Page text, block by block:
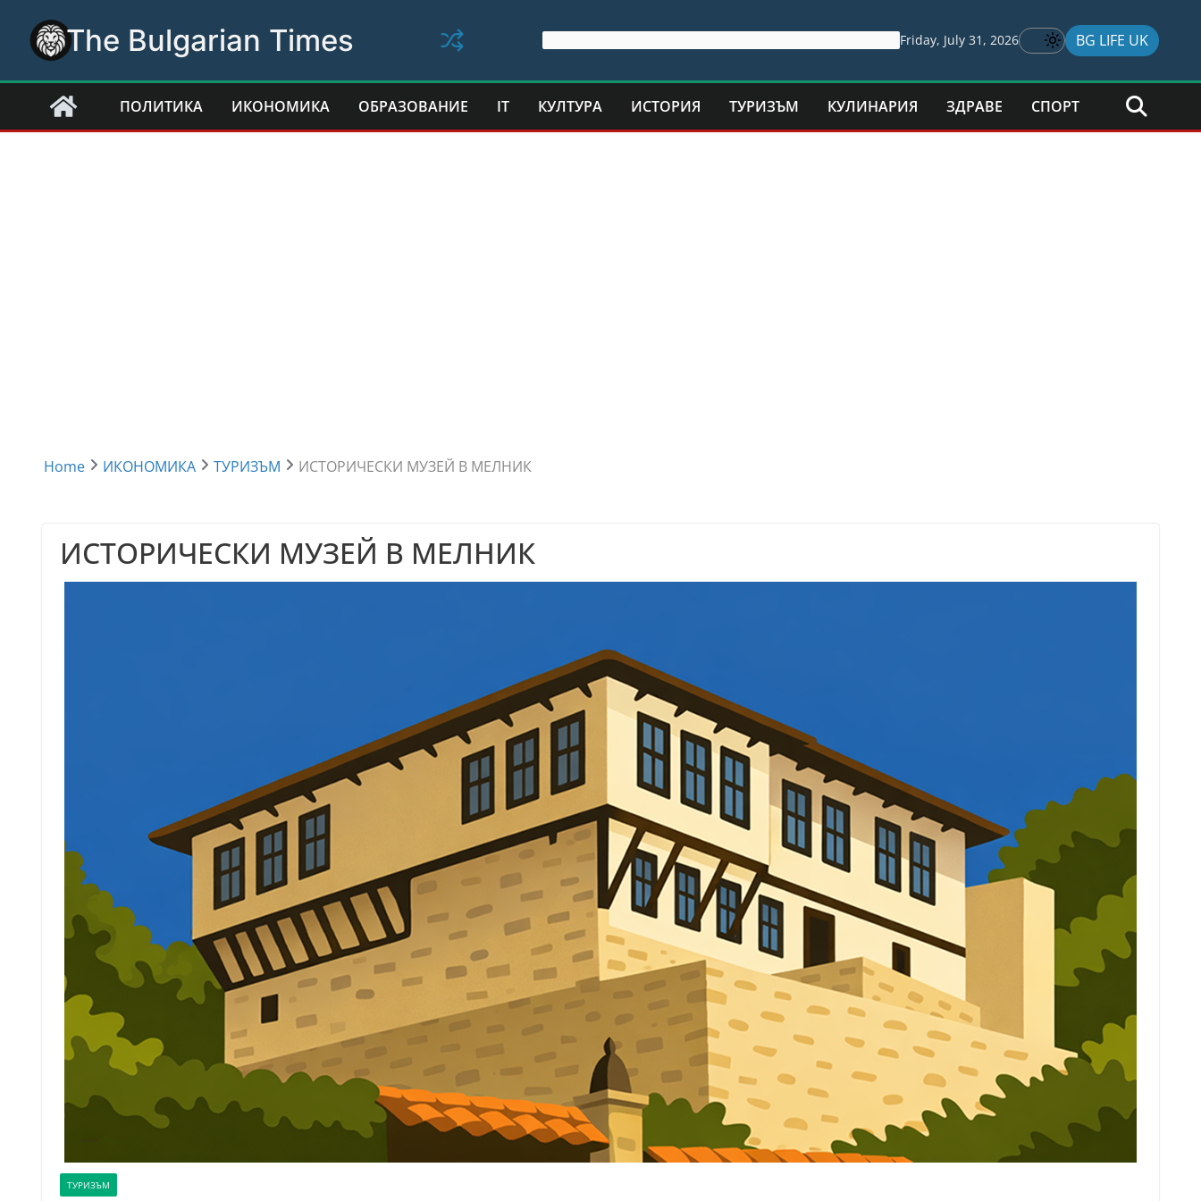
content
The Bulgarian Times Friday, July 31, 2026 BG LIFE UK
ПОЛИТИКА ИКОНОМИКА ОБРАЗОВАНИЕ IT КУЛТУРА ИСТОРИЯ ТУРИЗЪМ КУЛИНАРИЯ ЗДРАВЕ СПОРТ
Home ИКОНОМИКА ТУРИЗЪМ ИСТОРИЧЕСКИ МУЗЕЙ В МЕЛНИК
ИСТОРИЧЕСКИ МУЗЕЙ В МЕЛНИК
ТУРИЗЪМ